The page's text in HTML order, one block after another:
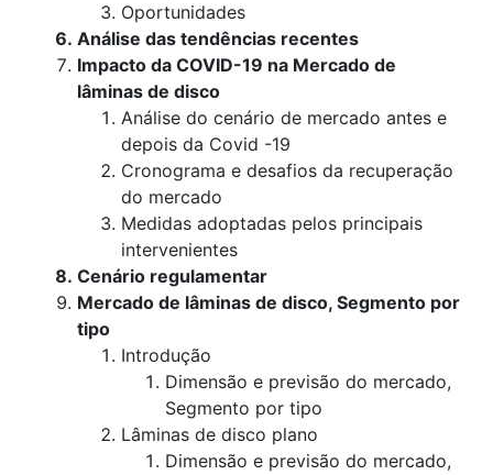
Oportunidades
Análise das tendências recentes
Impacto da COVID-19 na Mercado de
lâminas de disco
Análise do cenário de mercado antes e
depois da Covid -19
Cronograma e desafios da recuperação
do mercado
Medidas adoptadas pelos principais
intervenientes
Cenário regulamentar
Mercado de lâminas de disco, Segmento por
tipo
Introdução
Dimensão e previsão do mercado,
Segmento por tipo
Lâminas de disco plano
Dimensão e previsão do mercado,